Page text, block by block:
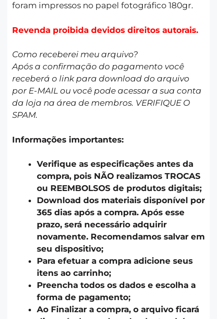
foram impressos no papel fotográfico 180gr.
Revenda proibida devidos direitos autorais.
Como receberei meu arquivo?
Após a confirmação do pagamento você
receberá o link para download do arquivo
por E-MAIL ou você pode acessar a sua conta
da loja na área de membros. VERIFIQUE O
SPAM.
Informações importantes:
Verifique as especificações antes da
compra, pois NÃO realizamos TROCAS
ou REEMBOLSOS de produtos digitais;
Download dos materiais disponível por
365 dias após a compra. Após esse
prazo, será necessário adquirir
novamente. Recomendamos salvar em
seu dispositivo;
Para efetuar a compra adicione seus
itens ao carrinho;
Preencha todos os dados e escolha a
forma de pagamento;
Ao Finalizar a compra, o arquivo ficará